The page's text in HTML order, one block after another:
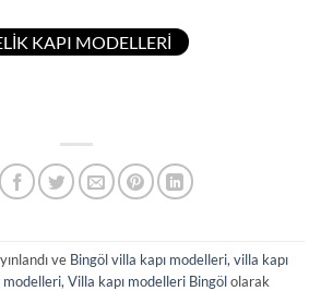
KAPI MODELLERİ
ve Bingöl villa kapı modelleri, villa kapı
modelleri, Villa kapı modelleri Bingölolarak